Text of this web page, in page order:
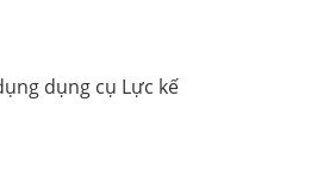
dụng cụ Lực kế